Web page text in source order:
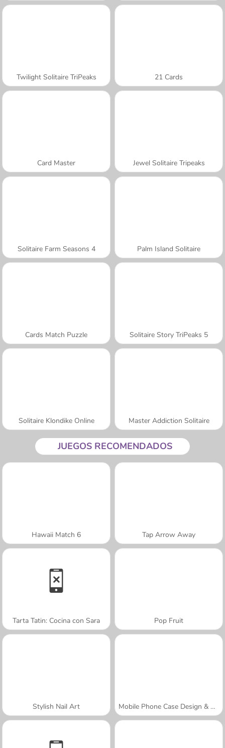
Twilight Solitaire TriPeaks 21 Cards
Card Master Jewel Solitaire Tripeaks
Solitaire Farm Seasons 4 Palm Island Solitaire
Cards Match Puzzle Solitaire Story TriPeaks 5
Solitaire Klondike Online Master Addiction Solitaire
JUEGOS RECOMENDADOS
Hawaii Match 6 Tap Arrow Away
Tarta Tatin: Cocina con Sara Pop Fruit
Stylish Nail Art Mobile Phone Case Design & DIY